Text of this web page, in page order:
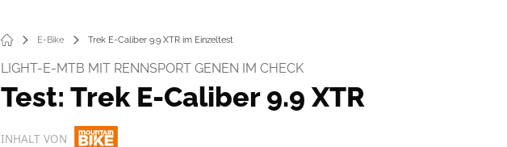
E-Bike Trek E-Caliber 9.9 XTR im Einzeltest
LIGHT-E-MTB MIT RENNSPORT GENEN IM CHECK
Test: Trek E-Caliber 9.9 XTR
INHALT VON